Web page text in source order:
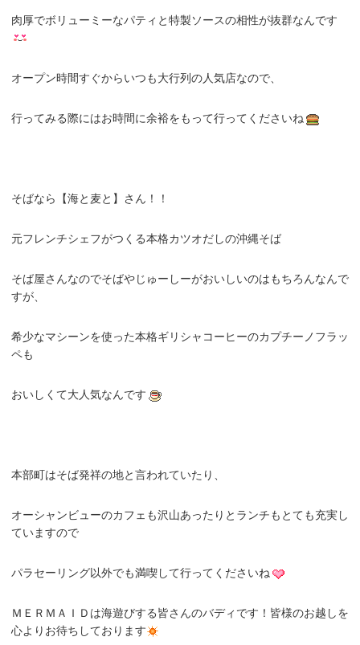
肉厚でボリューミーなパティと特製ソースの相性が抜群なんです
オープン時間すぐからいつも大行列の人気店なので、
行ってみる際にはお時間に余裕をもって行ってくださいね
そばなら【海と麦と】さん！！
元フレンチシェフがつくる本格カツオだしの沖縄そば
そば屋さんなのでそばやじゅーしーがおいしいのはもちろんなんで
すが、
希少なマシーンを使った本格ギリシャコーヒーのカプチーノフラッ
ペも
おいしくて大人気なんです
本部町はそば発祥の地と言われていたり、
オーシャンビューのカフェも沢山あったりとランチもとても充実し
ていますので
パラセーリング以外でも満喫して行ってくださいね
ＭＥＲＭＡＩＤは海遊びする皆さんのバディです！皆様のお越しを
心よりお待ちしております